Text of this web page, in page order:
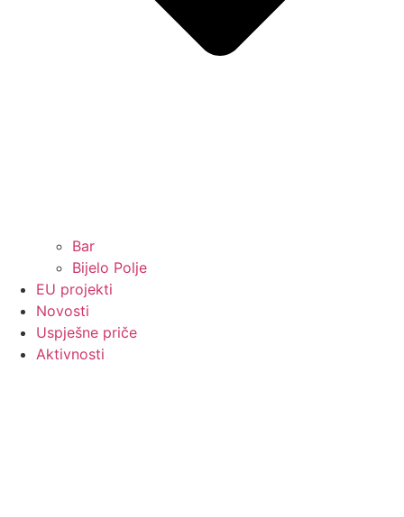
Bar
Bijelo Polje
EU projekti
Novosti
Uspješne priče
Aktivnosti